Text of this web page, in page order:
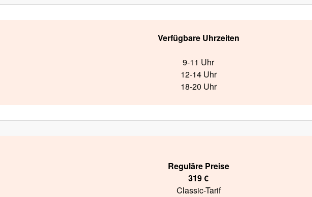
Verfügbare Uhrzeiten
9-11 Uhr
12-14 Uhr
18-20 Uhr
Reguläre Preise
319 €
Classic-Tarif